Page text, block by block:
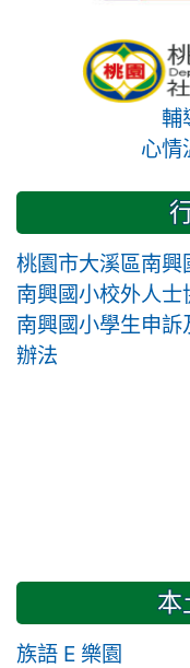
輔
心情
桃園市大溪區南
南興國小校外人
南興國小學生申
辦法
本
族語 E 樂園